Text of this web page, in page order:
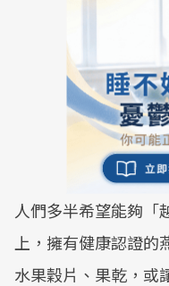
人們多半希望能夠「
上，擁有健康認證
水果穀片、果乾，或